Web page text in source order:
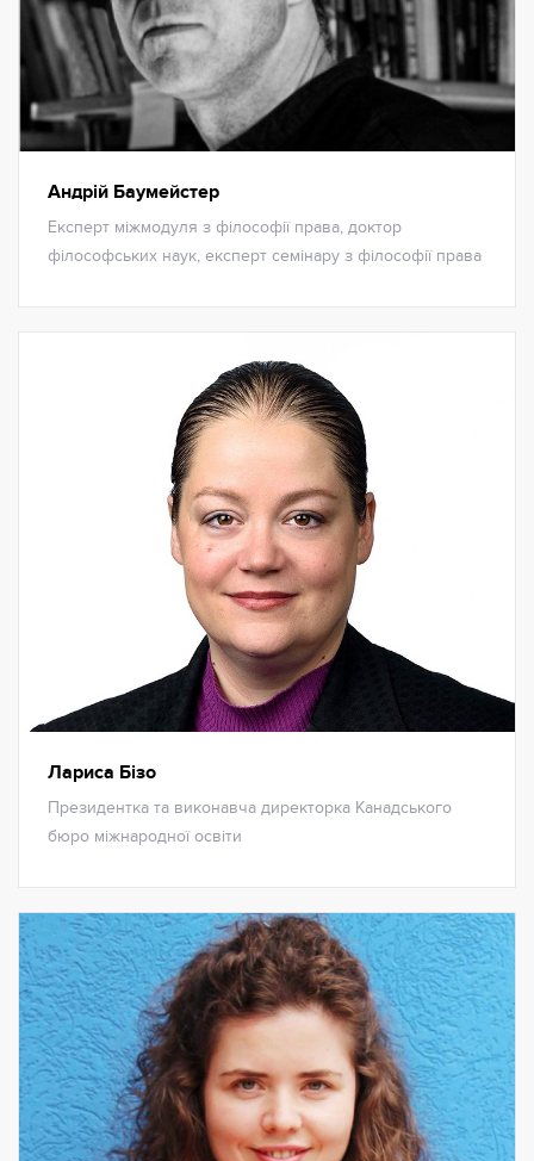
Андрій Баумейстер
Експерт міжмодуля з філософії права, доктор
філософських наук, експерт семінару з філософії права
Лариса Бізо
Президентка та виконавча директорка Канадського
бюро міжнародної освіти